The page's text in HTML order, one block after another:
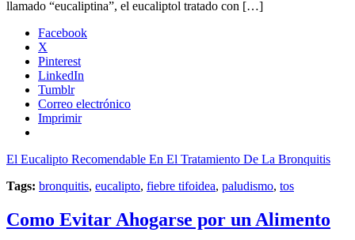
llamado “eucaliptina”, el eucaliptol tratado con […]
Facebook
X
Pinterest
LinkedIn
Tumblr
Correo electrónico
Imprimir
El Eucalipto Recomendable En El Tratamiento De La Bronquitis
Tags: bronquitis, eucalipto, fiebre tifoidea, paludismo, tos
Como Evitar Ahogarse por un Alimento